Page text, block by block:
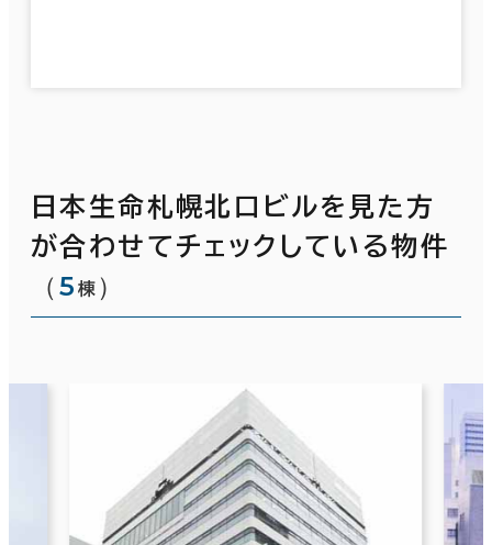
日本生命札幌北口ビルを見た方
が合わせてチェックしている物件
（5 棟 ）